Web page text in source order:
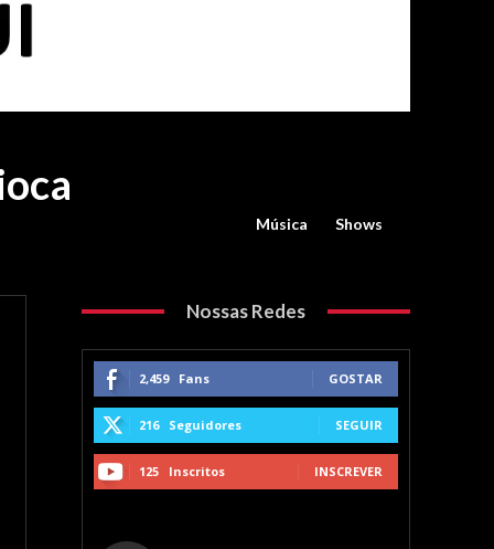
Música Shows
Nossas Redes
2,459 Fans GOSTAR
216 Seguidores SEGUIR
125 Inscritos INSCREVER